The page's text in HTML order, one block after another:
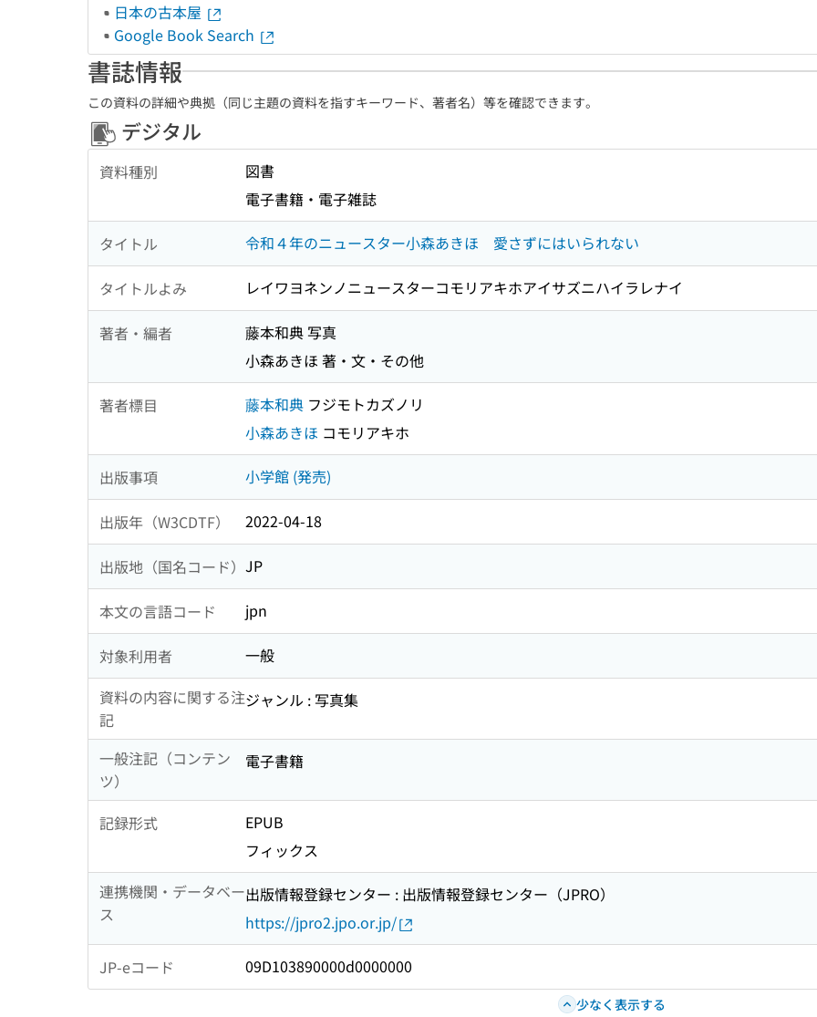
日本の古本屋
Google Book Search
書誌情報
この資料の詳細や典拠（同じ主題の資料を指すキーワード、著者名）等を確認できます。
デジタル
資料種別
図書
電子書籍・電子雑誌
タイトル 令和４年のニュースター小森あきほ 愛さずにはいられない
タイトルよみ レイワヨネンノニュースターコモリアキホアイサズニハイラレナイ
著者・編者
藤本和典 写真
小森あきほ 著・文・その他
著者標目 藤本和典 フジモトカズノリ
小森あきほ コモリアキホ
出版事項 小学館 (発売)
出版年（W3CDTF） 2022-04-18
出版地（国名コード） JP
本文の言語コード jpn
対象利用者
一般
資料の内容に関する注
記
ジャンル : 写真集
一般注記（コンテン
ツ）
電子書籍
記録形式
EPUB
フィックス
連携機関・データベー
ス
出版情報登録センター : 出版情報登録センター（JPRO）
https://jpro2.jpo.or.jp/
JP-eコード 09D103890000d0000000
少なく表示する